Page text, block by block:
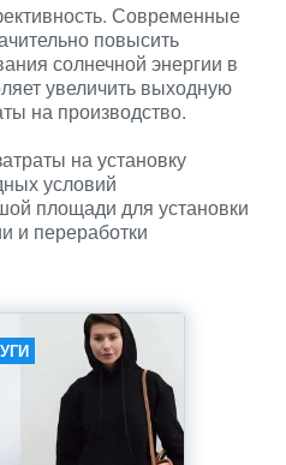
Современные
повысить
солнечной энергии в
увеличить выходную
на производство.
на установку
условий
площади для установки
и переработки